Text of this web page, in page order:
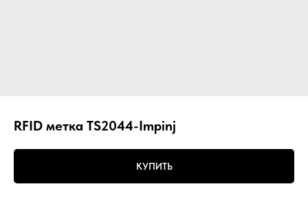
RFID метка TS2044-Impinj
КУПИТЬ